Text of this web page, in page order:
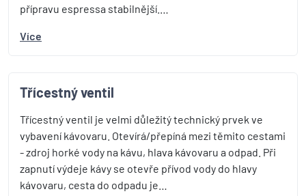
přípravu espressa stabilnější.…
Více
Třícestný ventil
Třícestný ventil je velmi důležitý technický prvek ve
vybavení kávovaru. Otevírá/přepíná mezi těmito cestami
- zdroj horké vody na kávu, hlava kávovaru a odpad. Při
zapnutí výdeje kávy se otevře přívod vody do hlavy
kávovaru, cesta do odpadu je…